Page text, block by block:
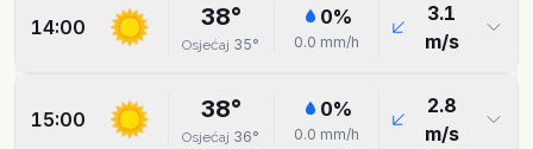
14:00 38°
Osjećaj 35°
0%
0.0 mm/h
3.1
m/s
15:00 38°
Osjećaj 36°
0%
0.0 mm/h
2.8
m/s